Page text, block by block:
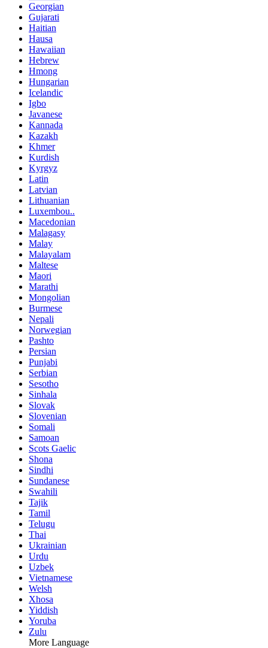
Georgian
Gujarati
Haitian
Hausa
Hawaiian
Hebrew
Hmong
Hungarian
Icelandic
Igbo
Javanese
Kannada
Kazakh
Khmer
Kurdish
Kyrgyz
Latin
Latvian
Lithuanian
Luxembou..
Macedonian
Malagasy
Malay
Malayalam
Maltese
Maori
Marathi
Mongolian
Burmese
Nepali
Norwegian
Pashto
Persian
Punjabi
Serbian
Sesotho
Sinhala
Slovak
Slovenian
Somali
Samoan
Scots Gaelic
Shona
Sindhi
Sundanese
Swahili
Tajik
Tamil
Telugu
Thai
Ukrainian
Urdu
Uzbek
Vietnamese
Welsh
Xhosa
Yiddish
Yoruba
Zulu
More Language